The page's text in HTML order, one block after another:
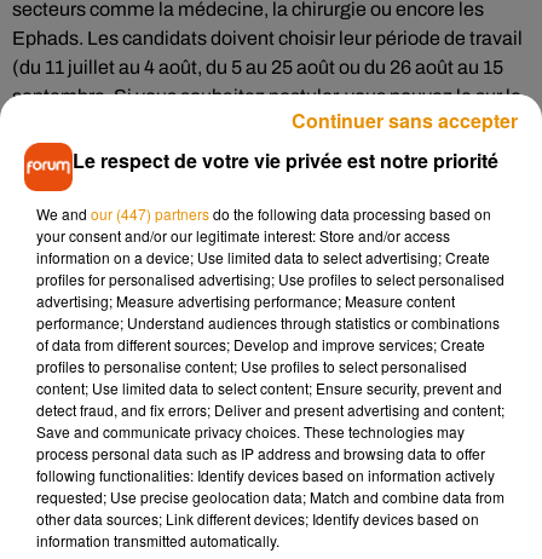
secteurs comme la médecine, la chirurgie ou encore les
Ephads. Les candidats doivent choisir leur période de travail
(du 11 juillet au 4 août, du 5 au 25 août ou du 26 août au 15
septembre. Si vous souhaitez postuler, vous pouvez le sur le
Et puis sachez également que La Poste recrute des facteurs
en Sarthe. Une soixantaine de postes est à pourvoir en CDI.
SelonOuest-France, les futurs salariés bénéficieront d’une
formation de 15 jours dédiée au métier de la distribution et de
son environnement mais aussi au management de la santé
et à la sécurité au travail. Pour postuler, rendez-vous sur le
site :laposterecrute.fr
Musique
Madonna sort enfin le remix de « Love
Le respect de votre vie privée est notre priorité
We and our (447) partnersdo the following data processing based on
your consent and/or our legitimate interest: Store and/or access
information on a device; Use limited data to select advertising; Create
profiles for personalised advertising; Use profiles to select personalised
advertising; Measure advertising performance; Measure content
performance; Understand audiences through statistics or combinations
of data from different sources; Develop and improve services; Create
profiles to personalise content; Use profiles to select personalised
content; Use limited data to select content; Ensure security, prevent and
detect fraud, and fix errors; Deliver and present advertising and content;
Save and communicate privacy choices. These technologies may
process personal data such as IP address and browsing data to offer
following functionalities: Identify devices based on information actively
requested; Use precise geolocation data; Match and combine data from
other data sources; Link different devices; Identify devices based on
information transmitted automatically.
Continuer sans accepter